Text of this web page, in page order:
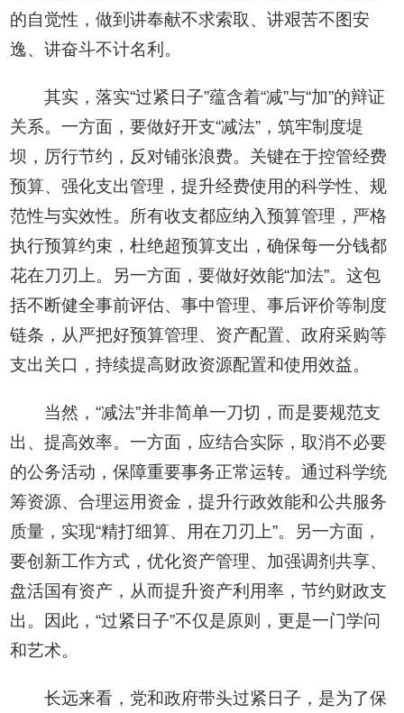
的自觉性，做到讲奉献不求索取、讲艰苦不图安
逸、讲奋斗不计名利。
其实，落实“过紧日子”蕴含着“减”与“加”的辩证
关系。一方面，要做好开支“减法”，筑牢制度堤
坝，厉行节约，反对铺张浪费。关键在于控管经费
预算、强化支出管理，提升经费使用的科学性、规
范性与实效性。所有收支都应纳入预算管理，严格
执行预算约束，杜绝超预算支出，确保每一分钱都
花在刀刃上。另一方面，要做好效能“加法”。这包
括不断健全事前评估、事中管理、事后评价等制度
链条，从严把好预算管理、资产配置、政府采购等
支出关口，持续提高财政资源配置和使用效益。
当然，“减法”并非简单一刀切，而是要规范支
出、提高效率。一方面，应结合实际，取消不必要
的公务活动，保障重要事务正常运转。通过科学统
筹资源、合理运用资金，提升行政效能和公共服务
质量，实现“精打细算、用在刀刃上”。另一方面，
要创新工作方式，优化资产管理、加强调剂共享、
盘活国有资产，从而提升资产利用率，节约财政支
出。因此，“过紧日子”不仅是原则，更是一门学问
和艺术。
长远来看，党和政府带头过紧日子，是为了保